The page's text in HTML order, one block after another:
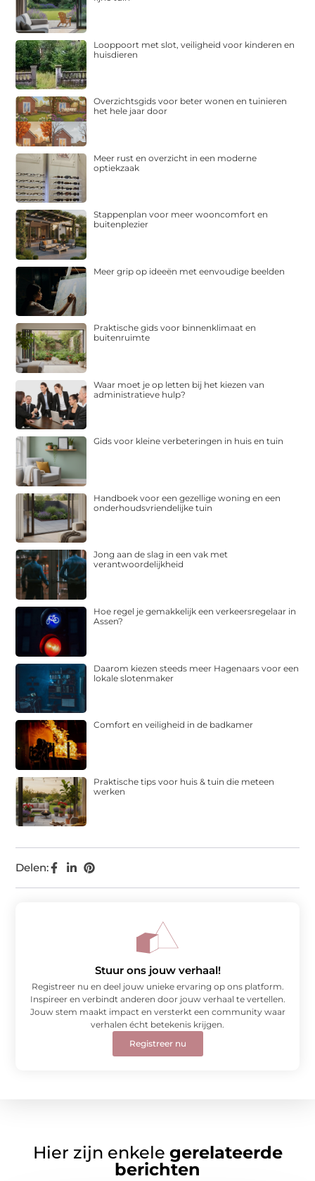
Delen:
Looppoort met slot, veiligheid voor kinderen en
huisdieren
Overzichtsgids voor beter wonen en tuinieren
het hele jaar door
Meer rust en overzicht in een moderne
optiekzaak
Stappenplan voor meer wooncomfort en
buitenplezier
Meer grip op ideeën met eenvoudige beelden
Praktische gids voor binnenklimaat en
buitenruimte
Waar moet je op letten bij het kiezen van
administratieve hulp?
Gids voor kleine verbeteringen in huis en tuin
Handboek voor een gezellige woning en een
onderhoudsvriendelijke tuin
Jong aan de slag in een vak met
verantwoordelijkheid
Hoe regel je gemakkelijk een verkeersregelaar in
Assen?
Daarom kiezen steeds meer Hagenaars voor een
lokale slotenmaker
Comfort en veiligheid in de badkamer
Praktische tips voor huis & tuin die meteen
werken
Stuur ons jouw verhaal!
Registreer nu en deel jouw unieke ervaring op ons platform.
Inspireer en verbindt anderen door jouw verhaal te vertellen.
Jouw stem maakt impact en versterkt een community waar
verhalen écht betekenis krijgen.
Registreer nu
Hier zijn enkele gerelateerde
berichten